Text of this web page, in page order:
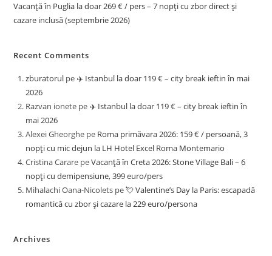
Vacanță în Puglia la doar 269 € / pers – 7 nopți cu zbor direct și
cazare inclusă (septembrie 2026)
Recent Comments
zburatorul pe ✈️ Istanbul la doar 119 € – city break ieftin în mai
2026
Razvan ionete pe ✈️ Istanbul la doar 119 € – city break ieftin în
mai 2026
Alexei Gheorghe pe Roma primăvara 2026: 159 € / persoană, 3
nopți cu mic dejun la LH Hotel Excel Roma Montemario
Cristina Carare peVacanță în Creta 2026: Stone Village Bali – 6
nopți cu demipensiune, 399 euro/pers
Mihalachi Oana-Nicolets pe💘 Valentine’s Day la Paris: escapadă
romantică cu zbor și cazare la 229 euro/persona
Archives